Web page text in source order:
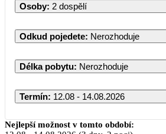
Osoby: 2 dospělí
Odkud pojedete: Nerozhoduje
Délka pobytu: Nerozhoduje
Termín: 12.08 - 14.08.2026
Srpen 2026
Nejlepší možnost v tomto období: